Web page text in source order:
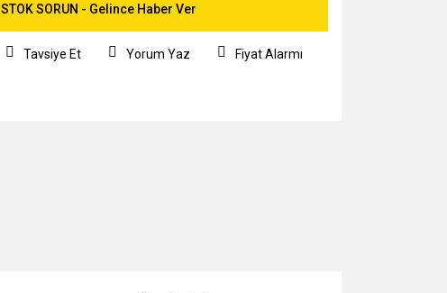
STOK SORUN - Gelince Haber Ver
Tavsiye Et Yorum Yaz Fiyat Alarmı